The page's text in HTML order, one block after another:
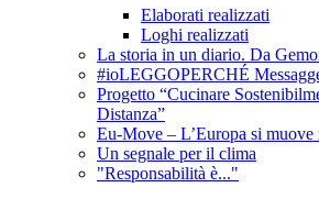
Elaborati realizzati
Loghi realizzati
La storia in un diario. Da
#ioLEGGOPERCHÉ
Progetto “Cucinare
Distanza”
Eu-Move – L’Europa si muove
Un segnale per il clima
"Responsabilità è..."